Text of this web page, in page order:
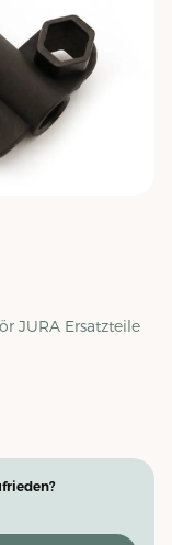
JURA Ersatzteile